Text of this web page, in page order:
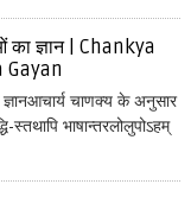
का ज्ञान | Chankya
Gayan
चाणक्य के अनुसार
स्तथापि भाषान्तरलोलुपोऽहम्